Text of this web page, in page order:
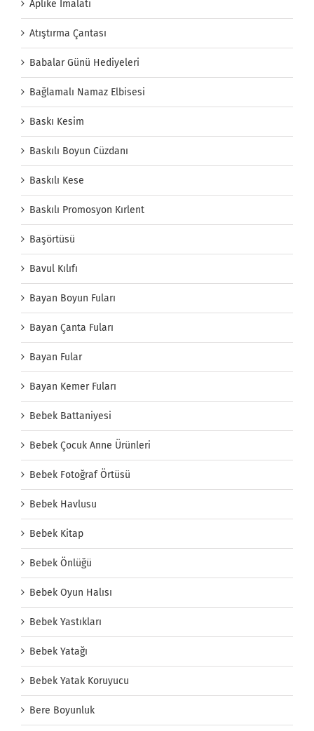
Aplike İmalatı
Atıştırma Çantası
Babalar Günü Hediyeleri
Bağlamalı Namaz Elbisesi
Baskı Kesim
Baskılı Boyun Cüzdanı
Baskılı Kese
Baskılı Promosyon Kırlent
Başörtüsü
Bavul Kılıfı
Bayan Boyun Fuları
Bayan Çanta Fuları
Bayan Fular
Bayan Kemer Fuları
Bebek Battaniyesi
Bebek Çocuk Anne Ürünleri
Bebek Fotoğraf Örtüsü
Bebek Havlusu
Bebek Kitap
Bebek Önlüğü
Bebek Oyun Halısı
Bebek Yastıkları
Bebek Yatağı
Bebek Yatak Koruyucu
Bere Boyunluk